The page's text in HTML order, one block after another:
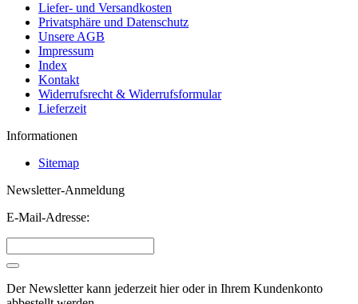
Liefer- und Versandkosten
Privatsphäre und Datenschutz
Unsere AGB
Impressum
Index
Kontakt
Widerrufsrecht & Widerrufsformular
Lieferzeit
Informationen
Sitemap
Newsletter-Anmeldung
E-Mail-Adresse:
Der Newsletter kann jederzeit hier oder in Ihrem Kundenkonto